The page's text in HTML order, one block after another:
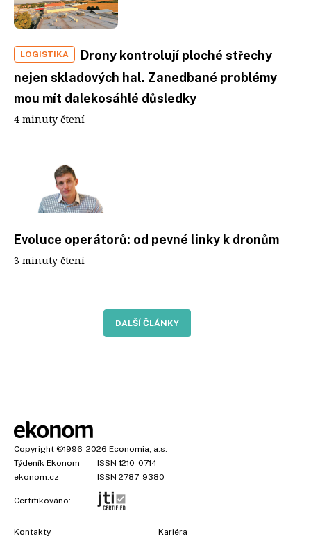
LOGISTIKA
Drony kontrolují ploché střechy
nejen skladových hal. Zanedbané problémy
mou mít dalekosáhlé důsledky
4 minuty čtení
Evoluce operátorů: od pevné linky k dronům
3 minuty čtení
DALŠÍ ČLÁNKY
Copyright ©1996-2026 Economia, a.s.
Týdeník Ekonom
ISSN 1210-0714
ekonom.cz
ISSN 2787-9380
Certifikováno:
Kontakty Kariéra